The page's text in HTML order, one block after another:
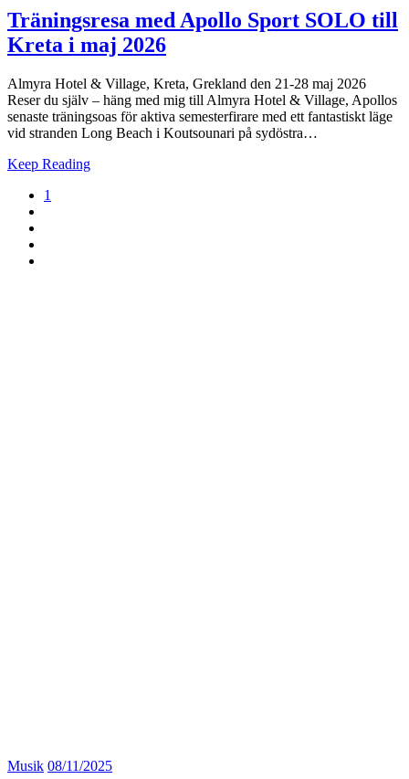
Träningsresa med Apollo Sport SOLO till
Kreta i maj 2026
Almyra Hotel & Village, Kreta, Grekland den 21-28 maj 2026
Reser du själv – häng med mig till Almyra Hotel & Village, Apollos
senaste träningsoas för aktiva semesterfirare med ett fantastiskt läge
vid stranden Long Beach i Koutsounari på sydöstra…
Keep Reading
1
Musik 08/11/2025